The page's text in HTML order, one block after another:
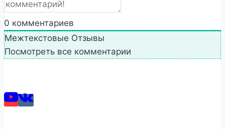
0 комментариев
Межтекстовые Отзывы
Посмотреть все комментарии